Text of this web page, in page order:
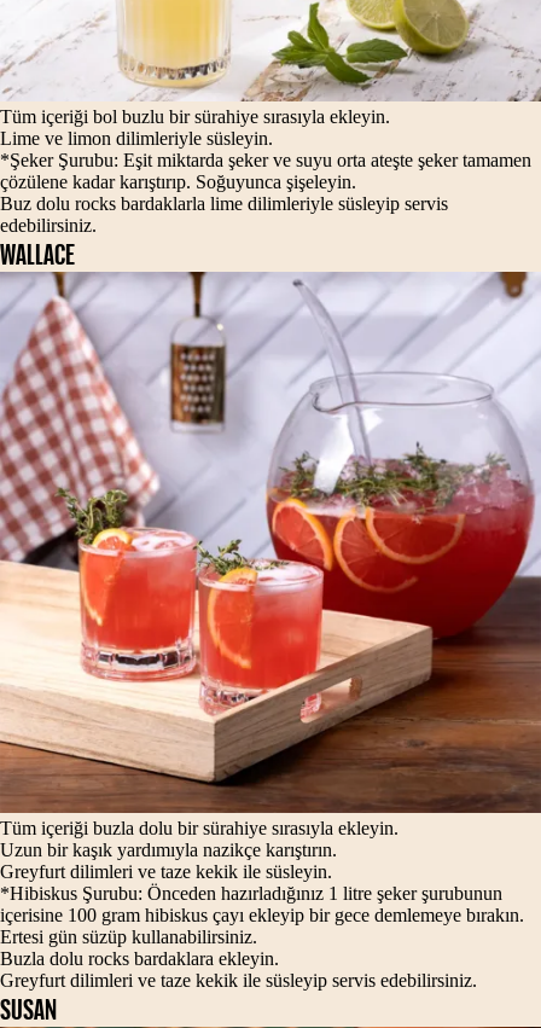
Tüm içeriği bol buzlu bir sürahiye sırasıyla ekleyin.
Lime ve limon dilimleriyle süsleyin.
*Şeker Şurubu: Eşit miktarda şeker ve suyu orta ateşte şeker tamamen
çözülene kadar karıştırıp. Soğuyunca şişeleyin.
Buz dolu rocks bardaklarla lime dilimleriyle süsleyip servis
edebilirsiniz.
WALLACE
Tüm içeriği buzla dolu bir sürahiye sırasıyla ekleyin.
Uzun bir kaşık yardımıyla nazikçe karıştırın.
Greyfurt dilimleri ve taze kekik ile süsleyin.
*Hibiskus Şurubu: Önceden hazırladığınız 1 litre şeker şurubunun
içerisine 100 gram hibiskus çayı ekleyip bir gece demlemeye bırakın.
Ertesi gün süzüp kullanabilirsiniz.
Buzla dolu rocks bardaklara ekleyin.
Greyfurt dilimleri ve taze kekik ile süsleyip servis edebilirsiniz.
SUSAN